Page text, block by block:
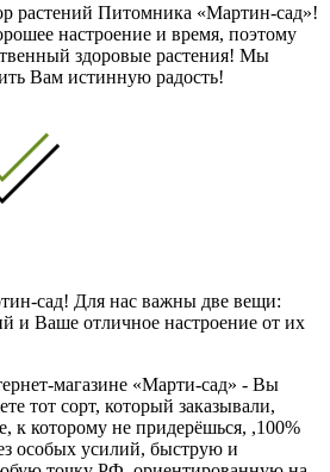
растений Питомника «Мартин-сад»!
настроение и время, поэтому
здоровые растения! Мы
Вам истинную радость!
сад! Для нас важны две вещи:
и Ваше отличное настроение от их
магазине «Марти-сад» - Вы
тот сорт, который заказывали,
к которому не придерёшься, ,100%
особых усилий, быструю и